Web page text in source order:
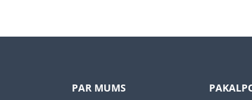
PAR MUMS